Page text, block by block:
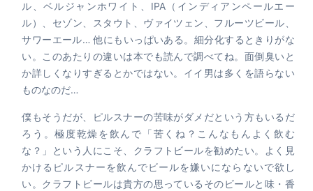
ル、ベルジャンホワイト、IPA（インディアンペールエー
ル）、セゾン、スタウト、ヴァイツェン、フルーツビール、
サワーエール… 他にもいっぱいある。細分化するときりがな
い。このあたりの違いは本でも読んで調べてね。面倒臭いと
か詳しくなりすぎるとかではない。イイ男は多くを語らない
ものなのだ…
僕もそうだが、ピルスナーの苦味がダメだという方もいるだ
ろう。極度乾燥を飲んで「苦くね？こんなもんよく飲む
な？」という人にこそ、クラフトビールを勧めたい。よく見
かけるピルスナーを飲んでビールを嫌いにならないで欲し
い。クラフトビールは貴方の思っているそのビールと味・香